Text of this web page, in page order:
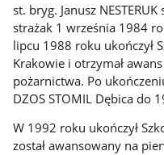
st. bryg. Janusz
strażak 1 września 1984
lipcu 1988 roku ukończył
Krakowie i otrzymał
pożarnictwa. Po
DZOS STOMIL Dębica do
W 1992 roku ukończył
został awansowany na